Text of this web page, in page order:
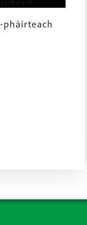
Toll Balla
phàirteach
x